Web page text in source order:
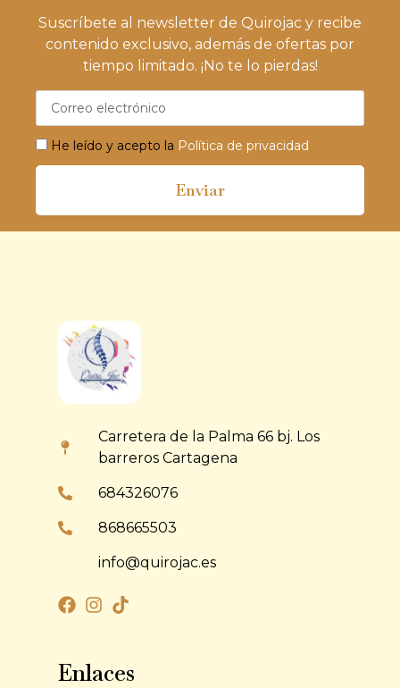
Suscríbete al newsletter de Quirojac y recibe
contenido exclusivo, además de ofertas por
tiempo limitado. ¡No te lo pierdas!
He leído y acepto la Política de privacidad
Enviar
Carretera de la Palma 66 bj. Los
barreros Cartagena
684326076
868665503
info@quirojac.es
Enlaces